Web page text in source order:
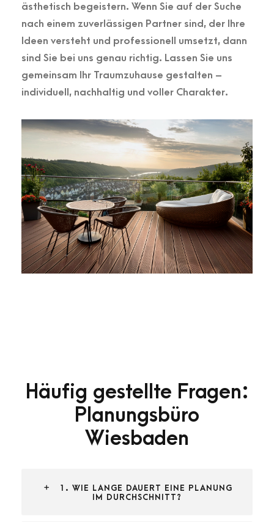
ästhetisch begeistern. Wenn Sie auf der Suche
nach einem zuverlässigen Partner sind, der Ihre
Ideen versteht und professionell umsetzt, dann
sind Sie bei uns genau richtig. Lassen Sie uns
gemeinsam Ihr Traumzuhause gestalten –
individuell, nachhaltig und voller Charakter.
Häufig gestellte Fragen:
Planungsbüro
Wiesbaden
1. WIE LANGE DAUERT EINE PLANUNG
IM DURCHSCHNITT?